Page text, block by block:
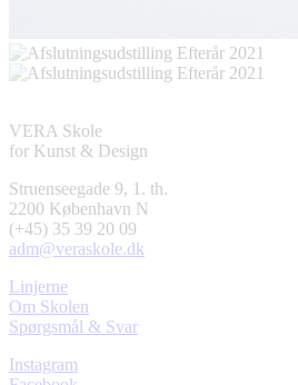
VERA Skole
for Kunst & Design
Struenseegade 9, 1. th.
2200 København N
(+45) 35 39 20 09
adm@veraskole.dk
Linjerne
Om Skolen
Spørgsmål & Svar
Instagram